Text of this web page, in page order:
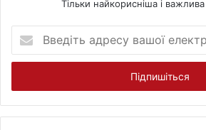
Тільки найкорисніша і
е
і
т